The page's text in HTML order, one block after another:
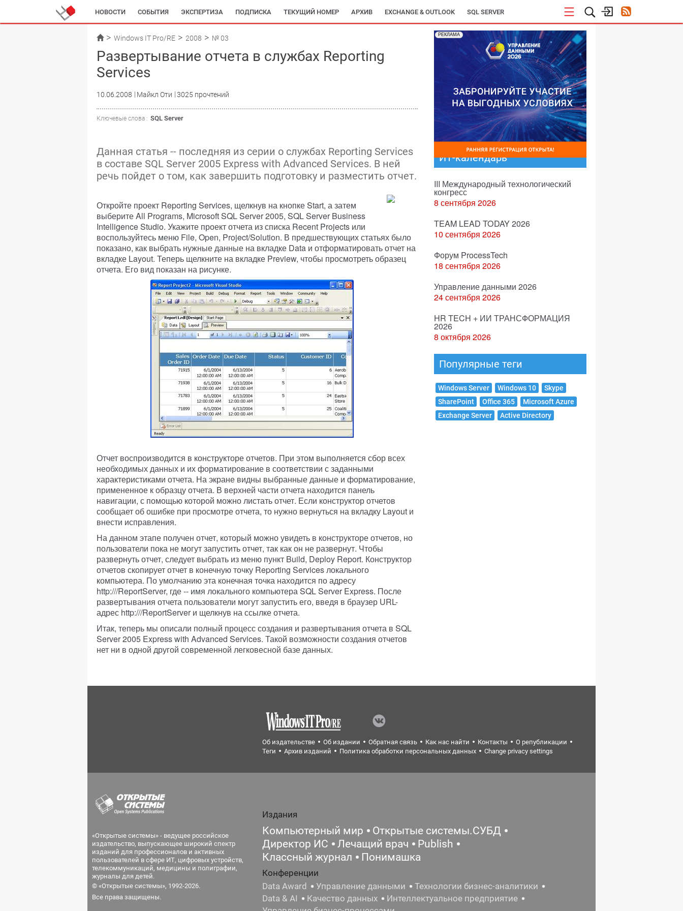
НОВОСТИ СОБЫТИЯ ЭКСПЕРТИЗА ПОДПИСКА ТЕКУЩИЙ НОМЕР АРХИВ EXCHANGE & OUTLOOK SQL SERVER
Windows IT Pro/RE 2008 № 03
Развертывание отчета в службах Reporting
Services
10.06.2008 Майкл Оти 3025 прочтений
Ключевые слова : SQL Server
Данная статья -- последняя из серии о службах Reporting Services
в составе SQL Server 2005 Express with Advanced Services. В ней
речь пойдет о том, как завершить подготовку и разместить отчет.
Откройте проект Reporting Services, щелкнув на кнопке Start, а затем
выберите All Programs, Microsoft SQL Server 2005, SQL Server Business
Intelligence Studio. Укажите проект отчета из списка Recent Projects или
воспользуйтесь меню File, Open, Project/Solution. В предшествующих статьях было
показано, как выбрать нужные данные на вкладке Data и отформатировать отчет на
вкладке Layout. Теперь щелкните на вкладке Preview, чтобы просмотреть образец
отчета. Его вид показан на рисунке.
Отчет воспроизводится в конструкторе отчетов. При этом выполняется сбор всех
необходимых данных и их форматирование в соответствии с заданными
характеристиками отчета. На экране видны выбранные данные и форматирование,
примененное к образцу отчета. В верхней части отчета находится панель
навигации, с помощью которой можно листать отчет. Если конструктор отчетов
сообщает об ошибке при просмотре отчета, то нужно вернуться на вкладку Layout и
внести исправления.
На данном этапе получен отчет, который можно увидеть в конструкторе отчетов, но
пользователи пока не могут запустить отчет, так как он не развернут. Чтобы
развернуть отчет, следует выбрать из меню пункт Build, Deploy Report. Конструктор
отчетов скопирует отчет в конечную точку Reporting Services локального
компьютера. По умолчанию эта конечная точка находится по адресу
http:///ReportServer, где-- имя локального компьютера SQL Server Express. После
развертывания отчета пользователи могут запустить его, введя в браузер URL-
адрес http:///ReportServer и щелкнув на ссылке отчета.
Итак, теперь мы описали полный процесс создания и развертывания отчета в SQL
Server 2005 Express with Advanced Services. Такой возможности создания отчетов
нет ни в одной другой современной легковесной базе данных.
РЕКЛАМА
ИТ-календарь
III Международный технологический
конгресс
8 сентября 2026
TEAM LEAD TODAY 2026
10 сентября 2026
Форум ProcessTech
18 сентября 2026
Управление данными 2026
24 сентября 2026
HR TECH + ИИ ТРАНСФОРМАЦИЯ
2026
8 октября 2026
Популярные теги
Windows Server Windows 10
Skype
SharePoint
Office 365
Microsoft Azure
Exchange Server
Active Directory
Об издательстве Об издании Обратная связь Как нас найти Контакты
О републикации
Теги
Архив изданий Политика обработки персональных данных Change privacy settings
«Открытые системы» - ведущее российское
издательство, выпускающее широкий спектр
изданий для профессионалов и активных
пользователей в сфере ИТ, цифровых устройств,
телекоммуникаций, медицины и полиграфии,
журналы для детей.
© «Открытые системы», 1992-2026.
Все права защищены.
Издания
Компьютерный мир
Открытые системы.СУБД
Директор ИС
Лечащий врач
Publish
Классный журнал
Понимашка
Конференции
Data Award
Управление данными
Технологии бизнес-аналитики
Data & AI
Качество данных
Интеллектуальное предприятие